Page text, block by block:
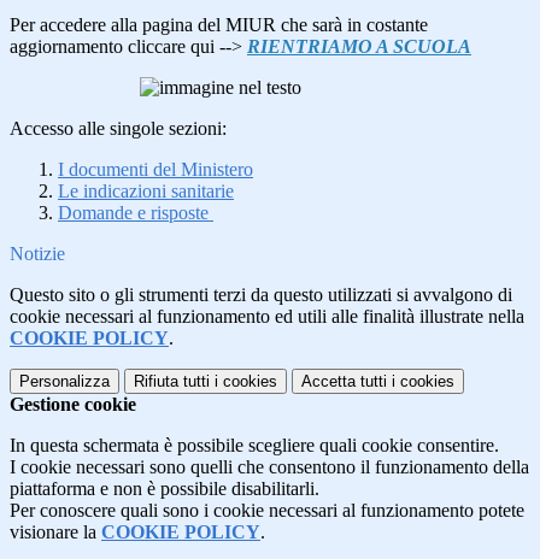
Per accedere alla pagina del MIUR che sarà in costante
aggiornamento cliccare qui --> RIENTRIAMO A SCUOLA
Accesso alle singole sezioni:
I documenti del Ministero
Le indicazioni sanitarie
Domande e risposte
Notizie
Questo sito o gli strumenti terzi da questo utilizzati si avvalgono di
cookie necessari al funzionamento ed utili alle finalità illustrate nella
COOKIE POLICY.
Personalizza Rifiuta tutti i cookies Accetta tutti i cookies
Gestione cookie
In questa schermata è possibile scegliere quali cookie consentire.
I cookie necessari sono quelli che consentono il funzionamento della
piattaforma e non è possibile disabilitarli.
Per conoscere quali sono i cookie necessari al funzionamento potete
visionare la COOKIE POLICY.